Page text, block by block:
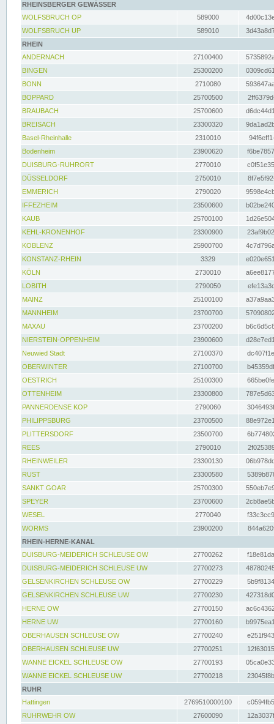
RHEINSBERGER GEWÄSSER
WOLFSBRUCH OP
589000
WOLFSBRUCH UP
589010
RHEIN
ANDERNACH
27100400
BINGEN
25300200
BONN
2710080
BOPPARD
25700500
BRAUBACH
25700600
BREISACH
23300320
Basel-Rheinhalle
2310010
Bodenheim
23900620
DUISBURG-RUHRORT
2770010
DÜSSELDORF
2750010
EMMERICH
2790020
IFFEZHEIM
23500600
KAUB
25700100
KEHL-KRONENHOF
23300900
KOBLENZ
25900700
KONSTANZ-RHEIN
3329
KÖLN
2730010
LOBITH
2790050
MAINZ
25100100
MANNHEIM
23700700
MAXAU
23700200
NIERSTEIN-OPPENHEIM
23900600
Neuwied Stadt
27100370
OBERWINTER
27100700
OESTRICH
25100300
OTTENHEIM
23300800
PANNERDENSE KOP
2790060
PHILIPPSBURG
23700500
PLITTERSDORF
23500700
REES
2790010
RHEINWEILER
23300130
RUST
23300580
SANKT GOAR
25700300
SPEYER
23700600
WESEL
2770040
WORMS
23900200
RHEIN-HERNE-KANAL
DUISBURG-MEIDERICH SCHLEUSE OW
27700262
DUISBURG-MEIDERICH SCHLEUSE UW
27700273
GELSENKIRCHEN SCHLEUSE OW
27700229
GELSENKIRCHEN SCHLEUSE UW
27700230
HERNE OW
27700150
HERNE UW
27700160
OBERHAUSEN SCHLEUSE OW
27700240
OBERHAUSEN SCHLEUSE UW
27700251
WANNE EICKEL SCHLEUSE OW
27700193
WANNE EICKEL SCHLEUSE UW
27700218
RUHR
Hattingen
2769510000100
RUHRWEHR OW
27600090